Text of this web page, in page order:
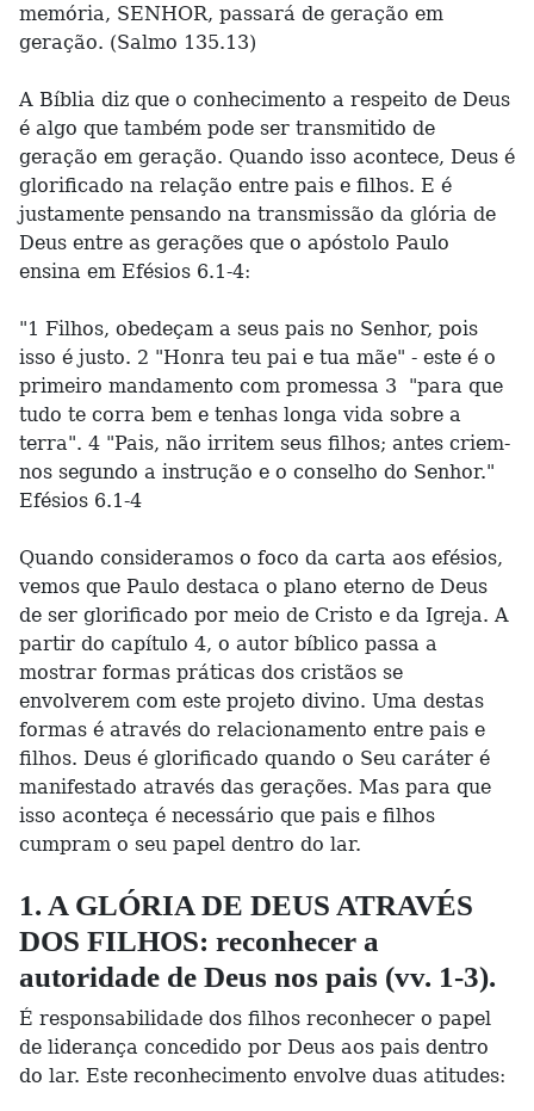
memória, SENHOR, passará de geração em
geração. (Salmo 135.13)
A Bíblia diz que o conhecimento a respeito de Deus
é algo que também pode ser transmitido de
geração em geração. Quando isso acontece, Deus é
glorificado na relação entre pais e filhos. E é
justamente pensando na transmissão da glória de
Deus entre as gerações que o apóstolo Paulo
ensina em Efésios 6.1-4:
"1 Filhos, obedeçam a seus pais no Senhor, pois
isso é justo. 2 "Honra teu pai e tua mãe" - este é o
primeiro mandamento com promessa 3 "para que
tudo te corra bem e tenhas longa vida sobre a
terra". 4 "Pais, não irritem seus filhos; antes criem-
nos segundo a instrução e o conselho do Senhor."
Efésios 6.1-4
Quando consideramos o foco da carta aos efésios,
vemos que Paulo destaca o plano eterno de Deus
de ser glorificado por meio de Cristo e da Igreja. A
partir do capítulo 4, o autor bíblico passa a
mostrar formas práticas dos cristãos se
envolverem com este projeto divino. Uma destas
formas é através do relacionamento entre pais e
filhos. Deus é glorificado quando o Seu caráter é
manifestado através das gerações. Mas para que
isso aconteça é necessário que pais e filhos
cumpram o seu papel dentro do lar.
1. A GLÓRIA DE DEUS ATRAVÉS
DOS FILHOS: reconhecer a
autoridade de Deus nos pais (vv. 1-3).
É responsabilidade dos filhos reconhecer o papel
de liderança concedido por Deus aos pais dentro
do lar. Este reconhecimento envolve duas atitudes: